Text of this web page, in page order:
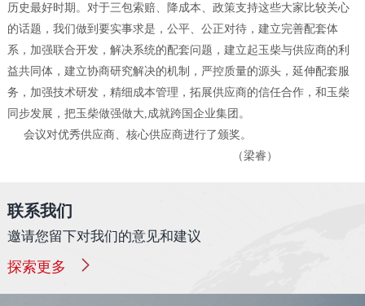
历史最好时期。对于三包索赔、降成本、政策支持这些大家比较关心
的话题，我们做到要实事求是，公平、公正对待，建立完善配套体
系，加强联合开发，解决系统的配套问题，建立起玉柴与供应商的利
益共同体，建立协商研究解决的机制，严控质量的源头，延伸配套服
务，加强技术研发，精细成本管理，拓展供应商的信任合作，和玉柴
同步发展，把玉柴做强做大,成就跨国企业集团。
会议对优秀供应商、核心供应商进行了颁奖。
（梁睿）
联系我们
邀请您留下对我们的意见和建议
探索更多